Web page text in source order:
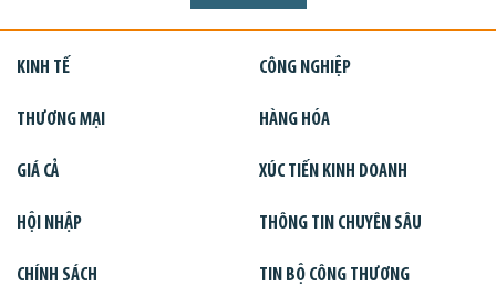
KINH TẾ CÔNG NGHIỆP
THƯƠNG MẠI HÀNG HÓA
GIÁ CẢ XÚC TIẾN KINH DOANH
HỘI NHẬP THÔNG TIN CHUYÊN SÂU
CHÍNH SÁCH TIN BỘ CÔNG THƯƠNG